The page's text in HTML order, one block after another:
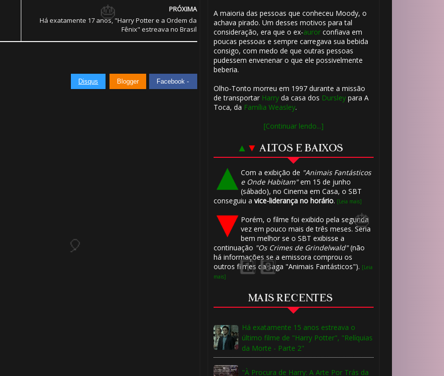
PRÓXIMA
Há exatamente 17 anos, "Harry Potter e a Ordem da
Fênix" estreava no Brasil
Disqus Blogger Facebook -
A maioria das pessoas que conheceu Moody, o
achava pirado. Um desses motivos para tal
consideração, era que o ex-aurorconfiava em
poucas pessoas e sempre carregava sua bebida
consigo, com medo de que outras pessoas
pudessem envenenar o que ele possivelmente
beberia.
Olho-Tonto morreu em 1997 durante a missão
de transportar Harryda casa dos Dursleypara A
Toca, da Família Weasley.
[Continuar lendo...]
▲ ▼ ALTOS E BAIXOS
Com a exibição de "Animais Fantásticos
e Onde Habitam"em 15 de junho
(sábado), no Cinema em Casa, o SBT
conseguiu a vice-liderança no horário. [Leia mais]
Porém, o filme foi exibido pela segunda
vez em pouco mais de três meses. Seria
bem melhor se o SBT exibisse a
continuação "Os Crimes de Grindelwald"(não
há informações se a emissora comprou os
outros filmes da saga "Animais Fantásticos"). [Leia
mais]
MAIS RECENTES
Há exatamente 15 anos estreava o
último filme de "Harry Potter", "Relíquias
da Morte - Parte 2"
"À Procura de Harry: A Arte Por Trás da
1️⃣ 8️⃣
1️⃣ 8️⃣
1️⃣ 8️⃣